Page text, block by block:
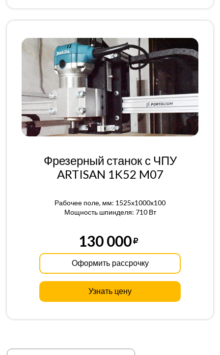
Фрезерный станок с ЧПУ
ARTISAN 1K52 M07
Рабочее поле, мм: 1525x1000x100
Мощность шпинделя: 710 Вт
130 000
Оформить рассрочку
Узнать цену